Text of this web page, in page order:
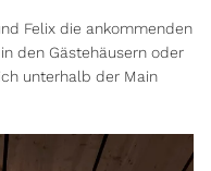
Felix die ankommenden
den Gästehäusern oder
unterhalb der Main